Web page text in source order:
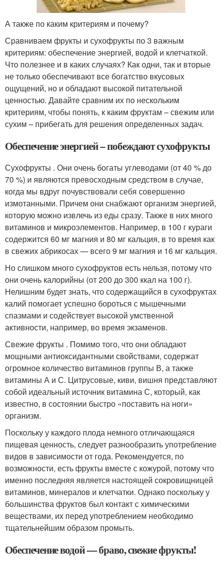
А также по каким критериям и почему?
Сравниваем фрукты и сухофрукты по 3 важным
критериям: обеспечение энергией, водой и клетчаткой.
Что полезнее и в каких случаях? Как одни, так и вторые
не только обеспечивают все богатство вкусовых
ощущений, но и обладают высокой питательной
ценностью. Давайте сравним их по нескольким
критериям, чтобы понять, к каким фруктам – свежим или
сухим – прибегать для решения определенных задач.
Обеспечение энергией – побеждают сухофрукты
Сухофрукты . Они очень богаты углеводами (от 40 % до
70 %) и являются превосходным средством в случае,
когда мы вдруг почувствовали себя совершенно
измотанными. Причем они снабжают организм энергией,
которую можно извлечь из еды сразу. Также в них много
витаминов и микроэлементов. Например, в 100 г кураги
содержится 60 мг магния и 80 мг кальция, в то время как
в свежих абрикосах — всего 9 мг магния и 16 мг кальция.
Но слишком много сухофруктов есть нельзя, потому что
они очень калорийны (от 200 до 300 ккал на 100 г).
Нелишним будет знать, что содержащийся в сухофруктах
калий помогает успешно бороться с мышечными
спазмами и содействует высокой умственной
активности, например, во время экзаменов.
Свежие фрукты . Помимо того, что они обладают
мощными антиоксидантными свойствами, содержат
огромное количество витаминов группы В, а также
витамины А и С. Цитрусовые, киви, вишня представляют
собой идеальный источник витамина С, который, как
известно, в состоянии быстро «поставить на ноги»
организм.
Поскольку у каждого плода немного отличающаяся
пищевая ценность, следует разнообразить употребление
видов в зависимости от года. Рекомендуется, по
возможности, есть фрукты вместе с кожурой, потому что
именно последняя является настоящей сокровищницей
витаминов, минералов и клетчатки. Однако поскольку у
большинства фруктов был контакт с химическими
веществами, их перед употреблением необходимо
тщательнейшим образом промыть.
Обеспечение водой — браво, свежие фрукты!